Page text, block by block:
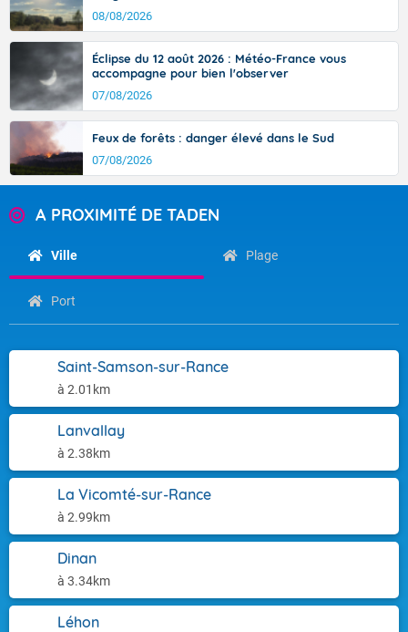
08/08/2026
Éclipse du 12 août 2026 : Météo-France vous
accompagne pour bien l'observer
07/08/2026
Feux de forêts : danger élevé dans le Sud
07/08/2026
A PROXIMITÉ DE TADEN
Ville Plage
Port
Saint-Samson-sur-Rance
à 2.01km
Lanvallay
à 2.38km
La Vicomté-sur-Rance
à 2.99km
Dinan
à 3.34km
Léhon